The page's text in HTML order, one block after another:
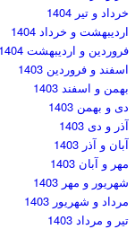
خرداد و تیر 1404
اردیبهشت و خرداد 1404
فروردین و اردیبهشت 1404
اسفند و فروردین 1403
بهمن و اسفند 1403
دی و بهمن 1403
آذر و دی 1403
آبان و آذر 1403
مهر و آبان 1403
شهریور و مهر 1403
مرداد و شهریور 1403
تیر و مرداد 1403